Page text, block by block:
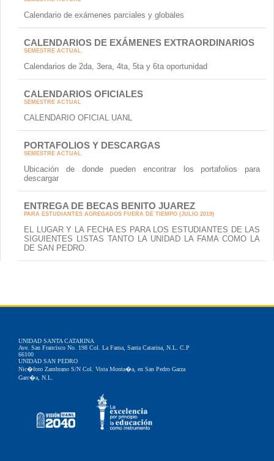
Calendario de exámenes parciales y globales
CALENDARIOS DE EXÁMENES EXTRAORDINARIOS
SEMESTRE ACTUAL
Calendarios de 2da, 3era, 4ta, 5ta y 6ta oportunidad
CALENDARIOS OFICIALES
SEMESTRE ACTUAL
CALENDARIO OFICIAL UANL
PORTAFOLIOS Y DESCARGAS
SEMESTRE ACTUAL
Ubicación de donde pueden encontrar los portafolios para
descargar
ENTREGA DE BECAS BENITO JUAREZ
PARA ESTUDIANTES AGREGADOS FUERA DE TIEMPO (JULIO 2019)
EL LUGAR Y LA FECHA ES PARA LOS ESTUDIANTES DE LAS
SIGUIENTES LISTAS TANTO LA UNIDAD LA FAMA COMO LA
DE SAN PEDRO.
UNIDAD SANTA CATARINA
Ave. San Francisco No. 198 Col. La Fama, Santa Catarina, N.L. C.P
66100
UNIDAD SAN PEDRO
Nic�foro Zambrano S/N Col. Vista Monta�a, en San Pedro Garza
Garc�a, N.L.